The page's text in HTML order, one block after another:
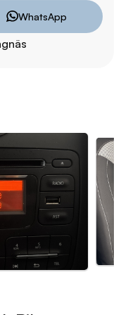
WhatsApp